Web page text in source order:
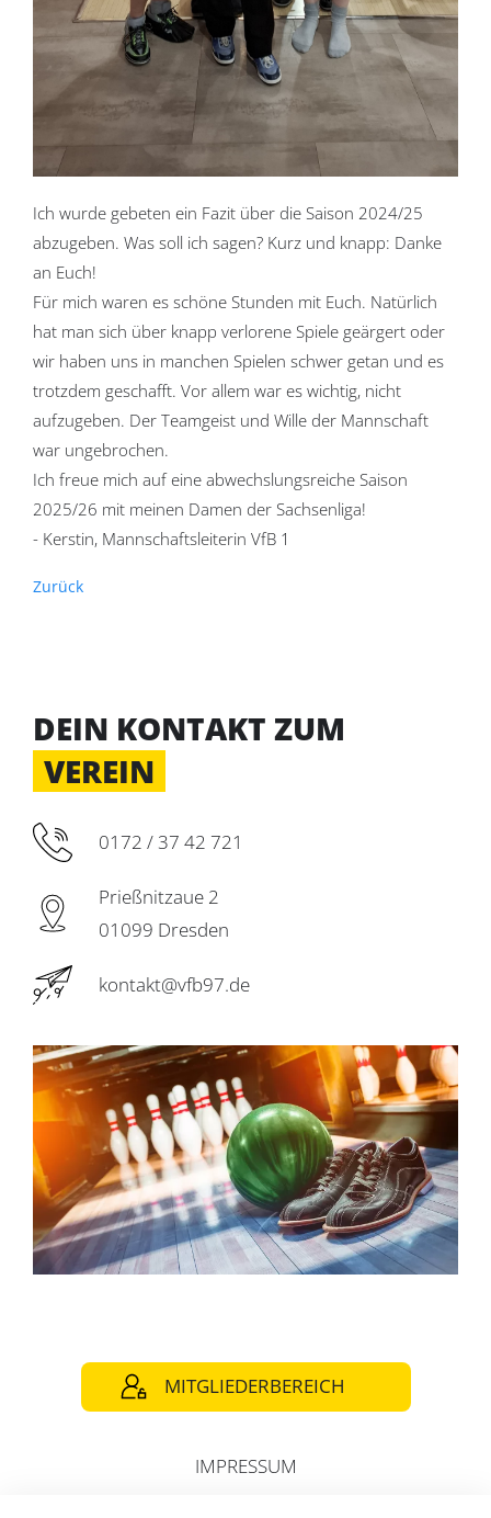
Ich wurde gebeten ein Fazit über die Saison 2024/25
abzugeben. Was soll ich sagen? Kurz und knapp: Danke
an Euch!
Für mich waren es schöne Stunden mit Euch. Natürlich
hat man sich über knapp verlorene Spiele geärgert oder
wir haben uns in manchen Spielen schwer getan und es
trotzdem geschafft. Vor allem war es wichtig, nicht
aufzugeben. Der Teamgeist und Wille der Mannschaft
war ungebrochen.
Ich freue mich auf eine abwechslungsreiche Saison
2025/26 mit meinen Damen der Sachsenliga!
- Kerstin, Mannschaftsleiterin VfB 1
Zurück
DEIN KONTAKT ZUM
VEREIN
0172 / 37 42 721
Prießnitzaue 2
01099 Dresden
kontakt@vfb97.de
MITGLIEDERBEREICH
IMPRESSUM